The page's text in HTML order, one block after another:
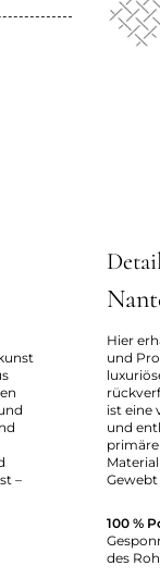
–
Hier
und
ist eine
und
100 %
des